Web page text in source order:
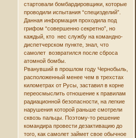
стартовали бомбардировщики, которые
проводили испытания “специзделий”.
Данная информация проходила под
грифом “совершенно секретно”, но
каждый, кто нес службу на командно-
диспетчерском пункте, знал, что
самолет возвратился после сброса
атомной бомбы.
Рванувший в прошлом году Чернобыль,
расположенный менее чем в трехстах
километрах от Русы, заставил в корне
переосмыслить отношение к правилам
радиационной безопасности, на легкие
нарушения которой раньше смотрели
сквозь пальцы. Поэтому-то решение
командира провести дезактивацию до
того, как самолет займет свое обычное